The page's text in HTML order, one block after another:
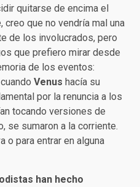
quitarse de encima el
que no vendría mal una
de los involucrados, pero
que prefiero mirar desde
de los eventos:
Venus hacía su
por la renuncia a los
tocando versiones de
se sumaron a la corriente.
o para entrar en alguna
han hecho